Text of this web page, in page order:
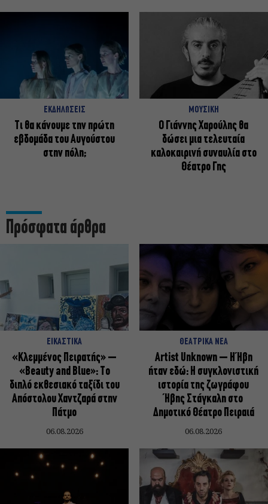
ΕΚΔΗΛΩΣΕΙΣ
Τι θα κάνουμε την πρώτη
εβδομάδα του Αυγούστου
στην πόλη;
ΜΟΥΣΙΚΗ
Ο Γιάννης Χαρούλης θα
δώσει μια τελευταία
καλοκαιρινή συναυλία στο
Θέατρο Γης
Πρόσφατα άρθρα
ΕΙΚΑΣΤΙΚΑ
«Κλεμμένος Πειρατής» –
«Beauty and Blue»: Το
διπλό εκθεσιακό ταξίδι του
Απόστολου Χαντζαρά στην
Πάτμο
06.08.2026
ΘΕΑΤΡΙΚΑ ΝΕΑ
Artist Unknown – Η Ήβη
ήταν εδώ: Η συγκλονιστική
ιστορία της ζωγράφου
Ήβης Στάγκαλη στο
Δημοτικό Θέατρο Πειραιά
06.08.2026